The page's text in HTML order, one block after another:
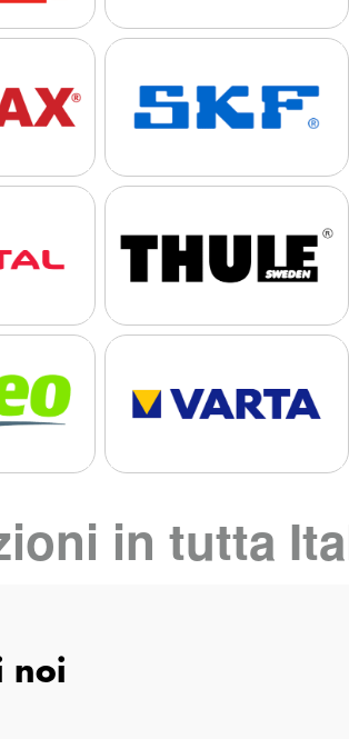
in tutta
noi